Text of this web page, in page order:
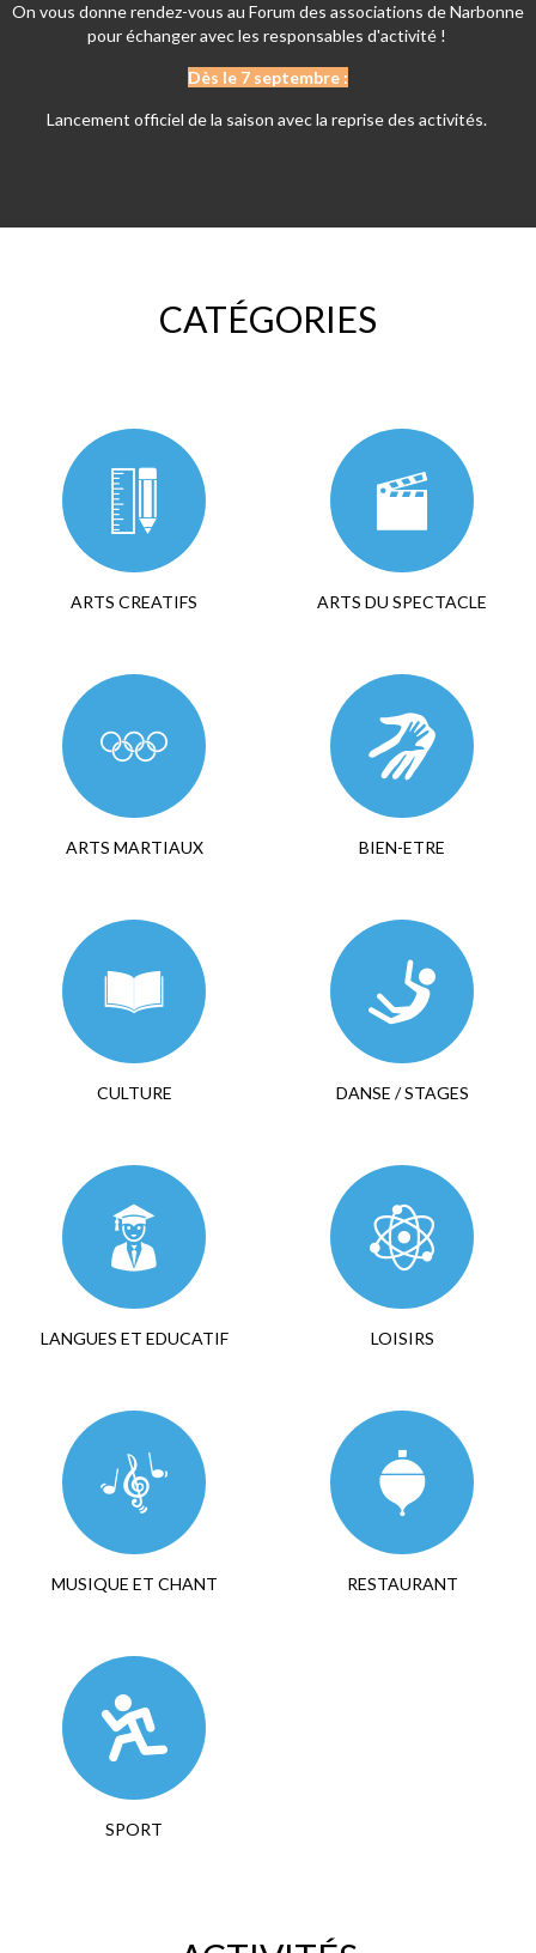
On vous donne rendez-vous au Forum des associations de Narbonne
pour échanger avec les responsables d'activité !
Dès le 7 septembre :
Lancement officiel de la saison avec la reprise des activités.
CATÉGORIES
ARTS CREATIFS ARTS DU SPECTACLE
ARTS MARTIAUX BIEN-ETRE
CULTURE DANSE / STAGES
LANGUES ET EDUCATIF LOISIRS
MUSIQUE ET CHANT RESTAURANT
SPORT